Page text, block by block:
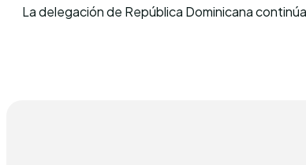
La delegación de República Dominicana